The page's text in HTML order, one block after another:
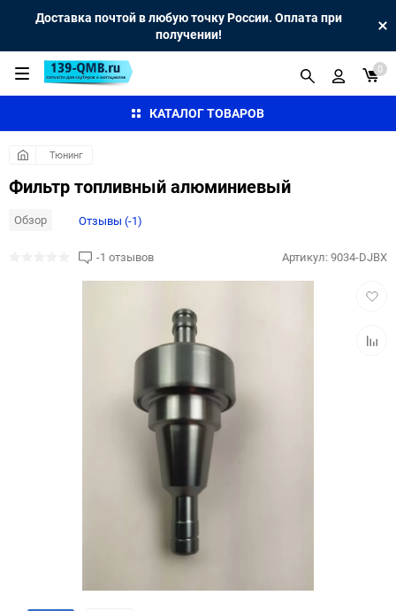
Доставка почтой в любую точку России. Оплата при
получении!
КАТАЛОГ ТОВАРОВ
0
Тюнинг
Фильтр топливный алюминиевый
Обзор Отзывы (-1)
Артикул:9034-DJBX
-1 отзывов